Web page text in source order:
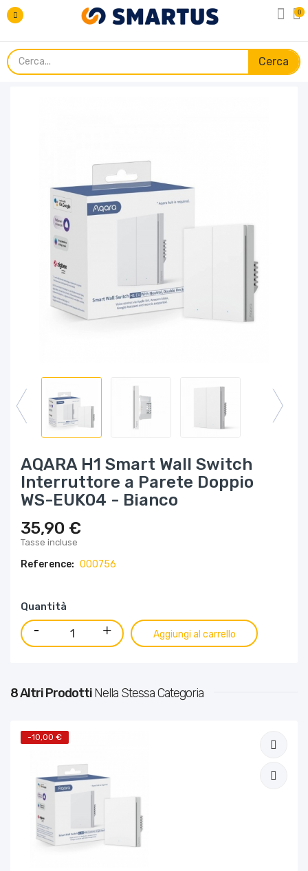
0
Cerca
AQARA H1 Smart Wall Switch
Interruttore a Parete Doppio
WS-EUK04 - Bianco
35,90 €
Tasse incluse
Reference: 000756
Quantità
Aggiungi al carrello
8 Altri ProdottiNella Stessa Categoria
-10,00 €